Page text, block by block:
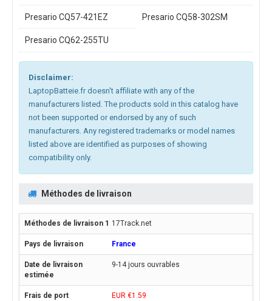
Presario CQ57-421EZ Presario CQ58-302SM
Presario CQ62-255TU
Disclaimer:
LaptopBatteie.fr doesn't affiliate with any of the
manufacturers listed. The products sold in this catalog have
not been supported or endorsed by any of such
manufacturers. Any registered trademarks or model names
listed above are identified as purposes of showing
compatibility only.
Méthodes de livraison
17Track.net
France
9-14 jours ouvrables
EUR €1.59